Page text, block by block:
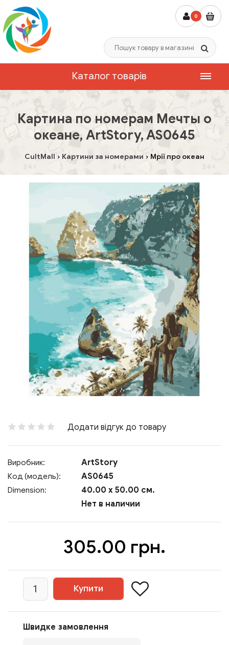
0
Каталог товарів
Картина по номерам Мечты о
океане, ArtStory, AS0645
CultMall Картини за номерами Мрії про океан
Додати відгук до товару
Виробник: ArtStory
Код (модель): AS0645
Dimension:
40.00 x 50.00 см.
Нет в наличии
305.00 грн.
Швидке замовлення